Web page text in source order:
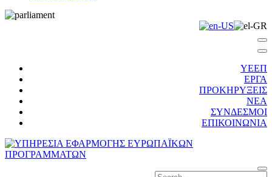
ΥΕΕΠ
ΕΡΓΑ
ΠΡΟΚΗΡΥΞΕΙΣ
ΝΕΑ
ΣΥΝΔΕΣΜΟΙ
ΕΠΙΚΟΙΝΩΝΙΑ